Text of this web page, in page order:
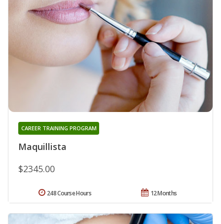
Maquillista
CAREER TRAINING PROGRAM
$2345.00
12 Months
248 Course Hours